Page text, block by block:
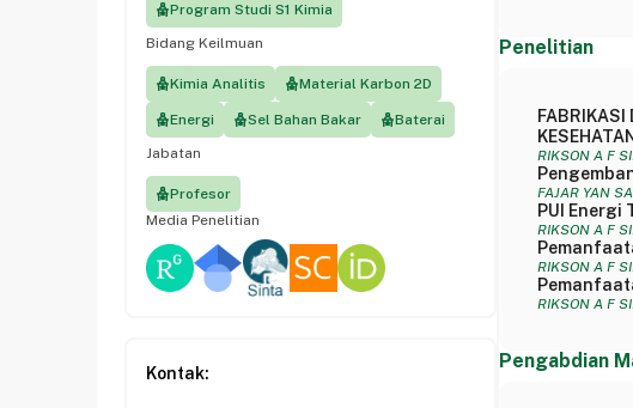
Program Studi S1 Kimia
Bidang Keilmuan
Kimia Analitis Material Karbon 2D
Energi Sel Bahan Bakar
Baterai
Jabatan
Profesor
Media Penelitian
Kontak:
Penelitian
FABRIKASI
KESEHATAN
RIKSON A F
FAJAR YAN
PUI Energi
RIKSON A F
RIKSON A F
RIKSON A F
Pengabdian